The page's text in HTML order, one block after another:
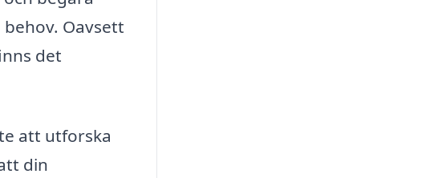
Oavsett
det
att utforska
din